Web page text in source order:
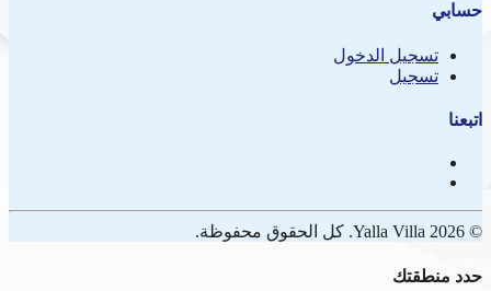
حسابي
تسجيل الدخول
تسجيل
اتبعنا
© 2026 Yalla Villa. كل الحقوق محفوظة.
حدد منطقتك